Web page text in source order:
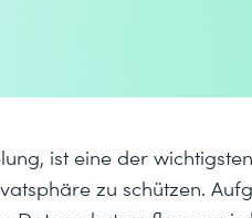
ist eine der
zu schützen.